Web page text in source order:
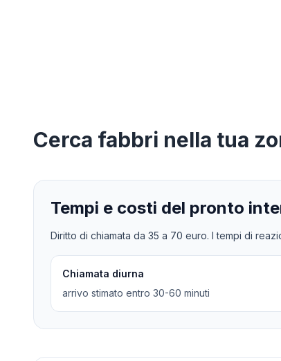
Cerca fabbri nella tua
Tempi e costi del pronto
Diritto di chiamata da 35 a 70 euro. I tempi di
Chiamata diurna
arrivo stimato entro 30-60 minuti